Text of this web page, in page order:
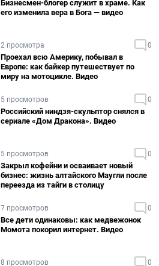
Бизнесмен-блогер служит в храме. Как
его изменила вера в Бога — видео
2 просмотра 0
Проехал всю Америку, побывал в
Европе: как байкер путешествует по
миру на мотоцикле. Видео
5 просмотров 0
Российский ниндзя-скульптор снялся в
сериале «Дом Дракона». Видео
5 просмотров 0
Закрыл кофейни и осваивает новый
бизнес: жизнь алтайского Маугли после
переезда из тайги в столицу
7 просмотров 0
Все дети одинаковы: как медвежонок
Момота покорил интернет. Видео
8 просмотров 0